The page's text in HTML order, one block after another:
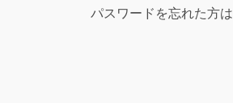
パスワードを忘れた方は